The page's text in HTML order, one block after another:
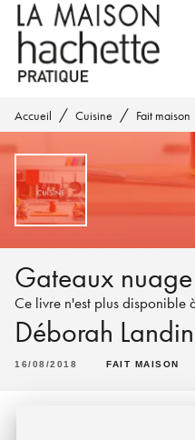
MENU RECHERCHE
PIED DE PAGE
Accueil / Cuisine / Fait maison
Gateaux nuage
Ce livre n'est plus disponible
Déborah
16/08/2018 FAIT MAISON